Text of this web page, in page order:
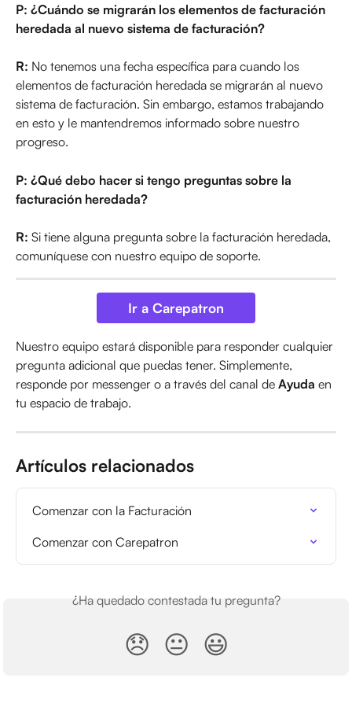
P: ¿Cuándo se migrarán los elementos de facturación
heredada al nuevo sistema de facturación?
R: No tenemos una fecha específica para cuando los
elementos de facturación heredada se migrarán al nuevo
sistema de facturación. Sin embargo, estamos trabajando
en esto y le mantendremos informado sobre nuestro
progreso.
P: ¿Qué debo hacer si tengo preguntas sobre la
facturación heredada?
R: Si tiene alguna pregunta sobre la facturación heredada,
comuníquese con nuestro equipo de soporte.
Ir a Carepatron
Nuestro equipo estará disponible para responder cualquier
pregunta adicional que puedas tener. Simplemente,
responde por messenger o a través del canal de Ayuda en
tu espacio de trabajo.
Artículos relacionados
Comenzar con la Facturación
Comenzar con Carepatron
¿Ha quedado contestada tu pregunta?
😞 😐 😃